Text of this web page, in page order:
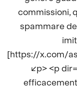
commissioni,
spammare
[https://x.com/
</p> <p